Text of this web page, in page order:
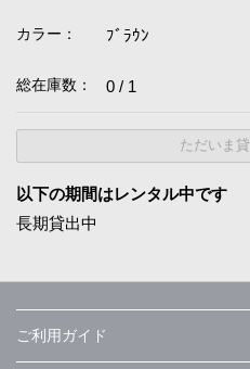
カラー： ﾌﾞﾗｳﾝ
総在庫数： 0 / 1
ただいま
以下の期間はレンタル中です
長期貸出中
ご利用ガイド